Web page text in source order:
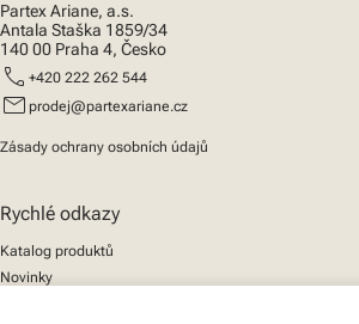
Partex Ariane, a.s.
Antala Staška 1859/34
140 00 Praha 4, Česko
call +420 222 262 544
mail prodej@partexariane.cz
Zásady ochrany osobních údajů
Rychlé odkazy
Katalog produktů
Novinky